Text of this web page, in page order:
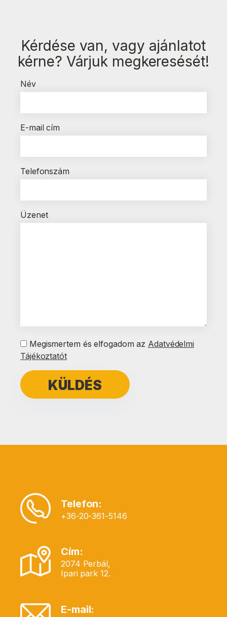
Kérdése van, vagy ajánlatot
kérne? Várjuk megkeresését!
Név
E-mail cím
Telefonszám
Üzenet
Megismertem és elfogadom az Adatvédelmi
Tájékoztatót
Telefon:
+36-20-361-5146
Cím:
2074 Perbál,
Ipari park 12.
E-mail: